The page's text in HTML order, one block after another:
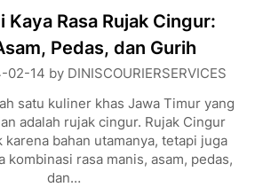
Kaya Rasa Rujak Cingur:
Pedas, dan Gurih
02-14 by DINISCOURIERSERVICES
satu kuliner khas Jawa Timur yang
adalah rujak cingur. Rujak Cingur
karena bahan utamanya, tetapi juga
kombinasi rasa manis, asam, pedas,
dan…